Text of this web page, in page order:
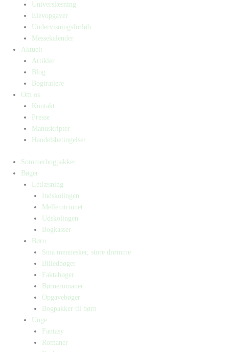
Universlæsning
Elevopgaver
Undervisningsforløb
Messekalender
Aktuelt
Artikler
Blog
Bogtrailere
Om os
Kontakt
Presse
Manuskripter
Handelsbetingelser
Sommerbogpakker
Bøger
Letlæsning
Indskolingen
Mellemtrinnet
Udskolingen
Bogkasser
Børn
Små mennesker, store drømme
Billedbøger
Faktabøger
Børneromaner
Opgavebøger
Bogpakker til børn
Unge
Fantasy
Romaner